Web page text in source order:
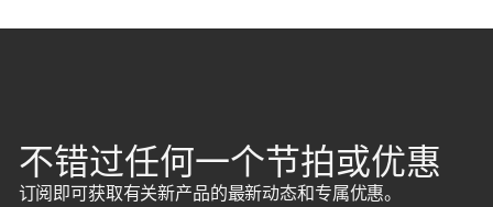
不错过任何一个节拍或优惠
订阅即可获取有关新产品的最新动态和专属优惠。